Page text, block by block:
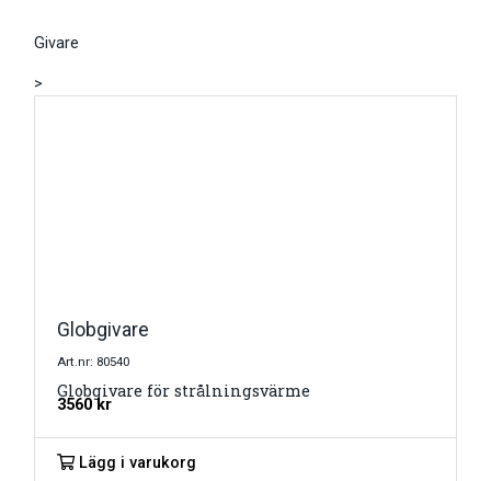
Givare
>
Globgivare
Art.nr: 80540
Globgivare för strålningsvärme
3560kr
Lägg i varukorg